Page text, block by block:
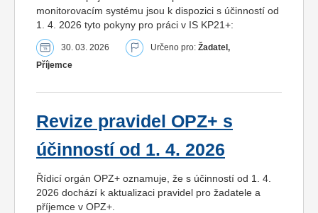
monitorovacím systému jsou k dispozici s účinností od
1. 4. 2026 tyto pokyny pro práci v IS KP21+:
30. 03. 2026 Určeno pro: Žadatel,
Příjemce
Revize pravidel OPZ+ s
účinností od 1. 4. 2026
Řídicí orgán OPZ+ oznamuje, že s účinností od 1. 4.
2026 dochází k aktualizaci pravidel pro žadatele a
příjemce v OPZ+.